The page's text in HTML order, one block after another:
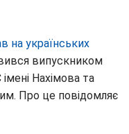
на українських
випускником
Нахімова та
Про це повідомляє